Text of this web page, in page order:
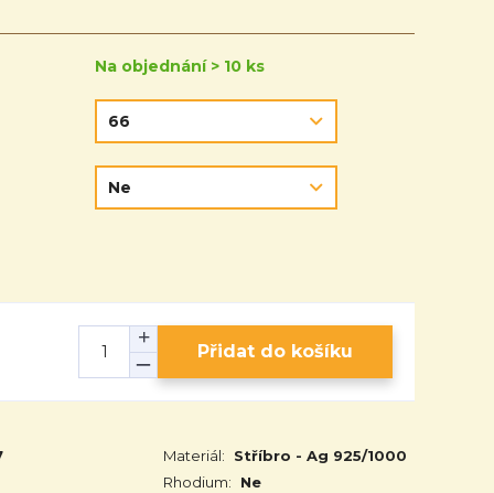
Na objednání > 10 ks
Přidat do košíku
Materiál:
Stříbro - Ag 925/1000
Rhodium:
Ne